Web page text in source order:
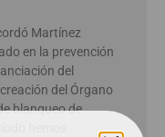
Martínez
en la prevención
del
del Órgano
blanqueo de